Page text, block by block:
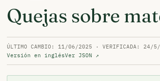
Quejas sobre
ÚLTIMO CAMBIO: 11/06/2025 · VERIFICADA: 24/
Versión en inglésVer JSON ↗